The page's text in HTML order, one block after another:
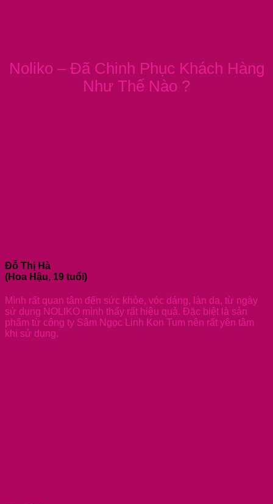
Noliko – Đã Chinh Phục Khách Hàng
Như Thế Nào ?
Đỗ Thị Hà
(Hoa Hậu, 19 tuổi)
Mình rất quan tâm đến sức khỏe, vóc dáng, làn da, từ ngày
sử dụng NOLIKO mình thấy rất hiệu quả. Đặc biệt là sản
phẩm từ công ty Sâm Ngọc Linh Kon Tum nên rất yên tâm
khi sử dụng.